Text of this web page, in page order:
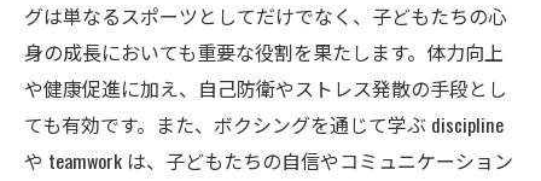
グは単なるスポーツとしてだけでなく、子どもたちの心
身の成長においても重要な役割を果たします。体力向上
や健康促進に加え、自己防衛やストレス発散の手段とし
ても有効です。また、ボクシングを通じて学ぶ discipline
や teamwork は、子どもたちの自信やコミュニケーション